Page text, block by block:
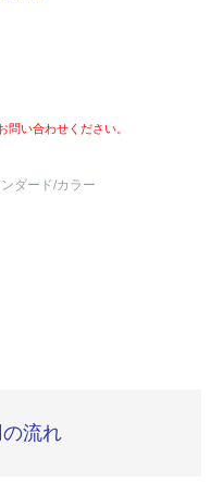
い合わせください。
ダード/カラー
流れ